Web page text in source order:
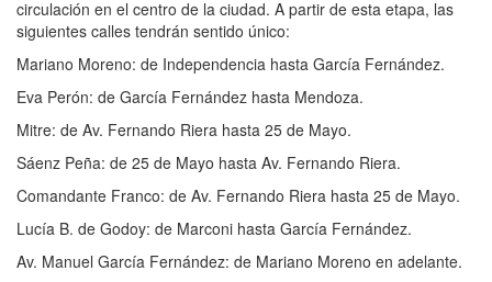
circulación en el centro de la ciudad. A partir de esta etapa, las
siguientes calles tendrán sentido único:
Mariano Moreno: de Independencia hasta García Fernández.
Eva Perón: de García Fernández hasta Mendoza.
Mitre: de Av. Fernando Riera hasta 25 de Mayo.
Sáenz Peña: de 25 de Mayo hasta Av. Fernando Riera.
Comandante Franco: de Av. Fernando Riera hasta 25 de Mayo.
Lucía B. de Godoy: de Marconi hasta García Fernández.
Av. Manuel García Fernández: de Mariano Moreno en adelante.